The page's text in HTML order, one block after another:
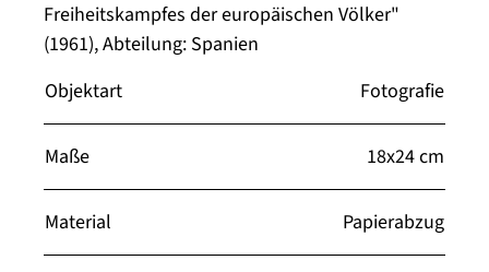
Freiheitskampfes der europäischen Völker"
(1961), Abteilung: Spanien
Objektart
Fotografie
Maße 18x24 cm
Material Papierabzug